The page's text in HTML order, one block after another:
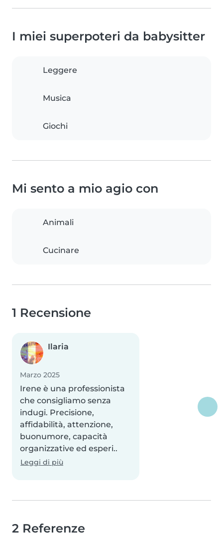
I miei superpoteri da babysitter
Leggere
Musica
Giochi
Mi sento a mio agio con
Animali
Cucinare
1 Recensione
Ilaria
Marzo 2025
Irene è una professionista
che consigliamo senza
indugi. Precisione,
affidabilità, attenzione,
buonumore, capacità
organizzative ed esperi..
Leggi di più
2 Referenze